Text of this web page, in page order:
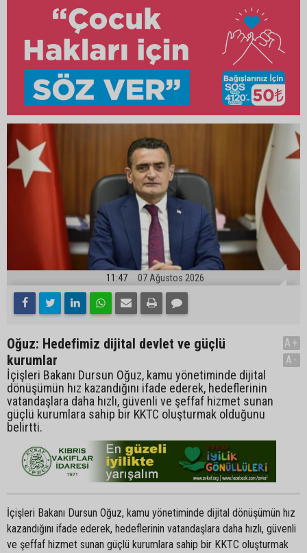
11:47 07 Ağustos 2026
Oğuz: Hedefimiz dijital devlet ve güçlü
kurumlar
İçişleri Bakanı Dursun Oğuz, kamu yönetiminde dijital
dönüşümün hız kazandığını ifade ederek, hedeflerinin
vatandaşlara daha hızlı, güvenli ve şeffaf hizmet sunan
güçlü kurumlara sahip bir KKTC oluşturmak olduğunu
belirtti.
A+
A-
İçişleri Bakanı Dursun Oğuz, kamu yönetiminde dijital dönüşümün hız
kazandığını ifade ederek, hedeflerinin vatandaşlara daha hızlı, güvenli
ve şeffaf hizmet sunan güçlü kurumlara sahip bir KKTC oluşturmak